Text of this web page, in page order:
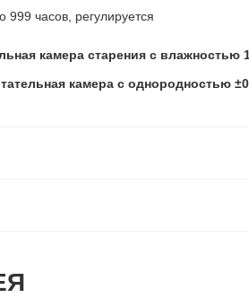
999 часов, регулируется
камера старения с влажностью
камера с однородностью ±0